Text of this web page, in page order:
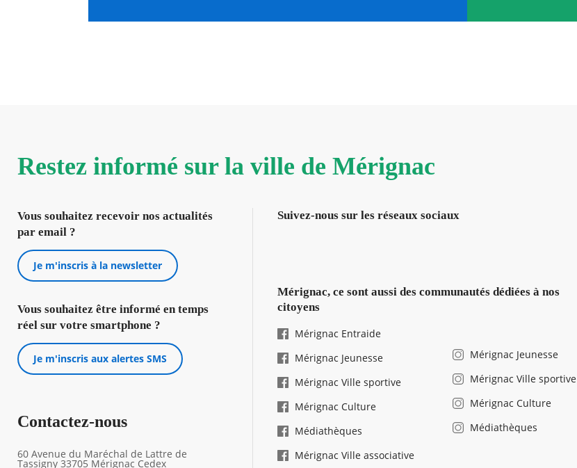
Restez informé sur la ville de Mérignac
Vous souhaitez recevoir nos actualités
par email ?
Je m'inscris à la newsletter
Vous souhaitez être informé en temps
réel sur votre smartphone ?
Je m'inscris aux alertes SMS
Contactez-nous
60 Avenue du Maréchal de Lattre de
Tassigny 33705 Mérignac Cedex
Suivez-nous sur les réseaux sociaux
Mérignac, ce sont aussi des communautés dédiées à nos
citoyens
Mérignac Entraide
Mérignac Jeunesse
Mérignac Ville sportive
Mérignac Culture
Médiathèques
Mérignac Ville associative
Mérignac Jeunesse
Mérignac Ville sportive
Mérignac Culture
Médiathèques